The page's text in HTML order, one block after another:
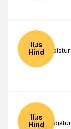
Ilus
Hind
Ilus
Hind